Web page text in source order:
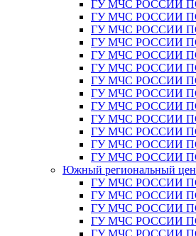
ГУ МЧС РОССИИ
ГУ МЧС РОССИИ
ГУ МЧС РОССИИ
ГУ МЧС РОССИИ
ГУ МЧС РОССИИ
ГУ МЧС РОССИИ
ГУ МЧС РОССИИ
ГУ МЧС РОССИИ
ГУ МЧС РОССИИ
ГУ МЧС РОССИИ
ГУ МЧС РОССИИ
ГУ МЧС РОССИИ
ГУ МЧС РОССИИ
Южный региональный
ГУ МЧС РОССИИ
ГУ МЧС РОССИИ
ГУ МЧС РОССИИ
ГУ МЧС РОССИИ
ГУ МЧС РОССИИ